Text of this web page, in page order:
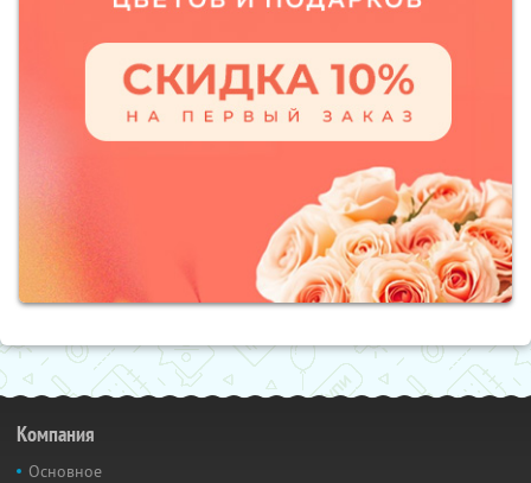
Компания
Основное